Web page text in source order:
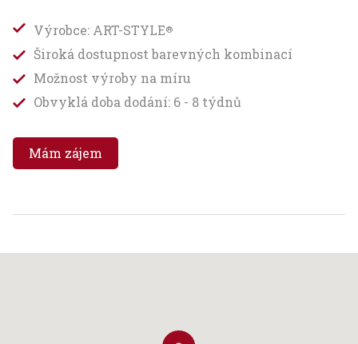
Výrobce: ART-STYLE®
Široká dostupnost barevných kombinací
Možnost výroby na míru
Obvyklá doba dodání: 6 - 8 týdnů
Mám zájem